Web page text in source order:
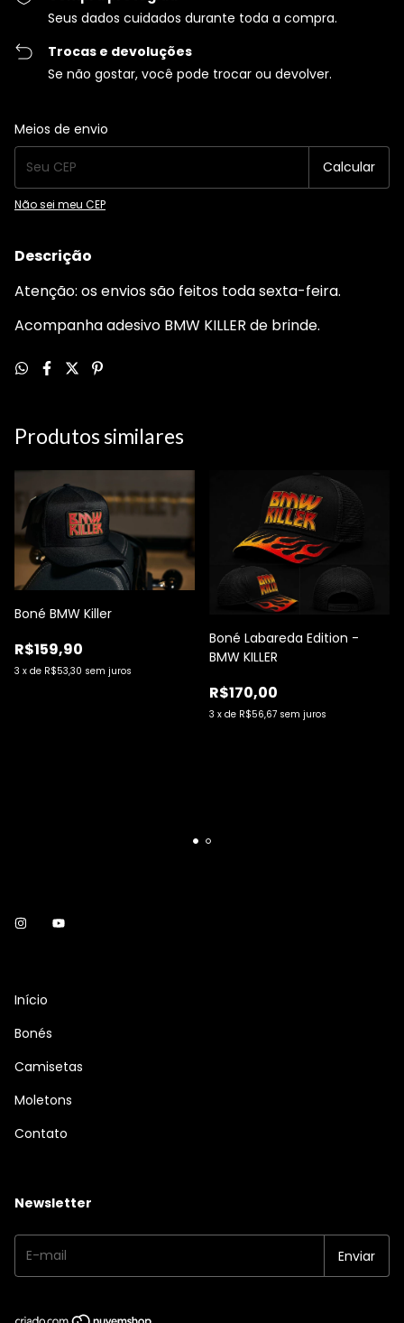
Seus dados cuidados durante toda a compra.
Trocas e devoluções
Se não gostar, você pode trocar ou devolver.
Entregas para o CEP:
Meios de envio
Calcular
Não sei meu CEP
Descrição
Atenção: os envios são feitos toda sexta-feira.
Acompanha adesivo BMW KILLER de brinde.
Produtos similares
Boné BMW Killer
R$159,90
3 x de R$53,30 sem juros
Boné Labareda Edition -
BMW KILLER
R$170,00
3 x de R$56,67 sem juros
Início
Bonés
Camisetas
Moletons
Contato
Newsletter